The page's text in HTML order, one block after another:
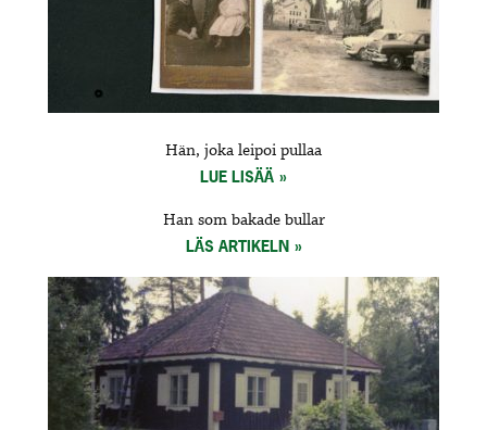
Hän, joka leipoi pullaa
LUE LISÄÄ
Han som bakade bullar
LÄS ARTIKELN